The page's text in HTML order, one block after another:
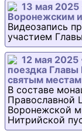
13 мая 2025
Воронежским
Видеозапись
участием
12 мая 2025
поездка
святым местам
В составе
Православной
Воронежской
Нитрийской